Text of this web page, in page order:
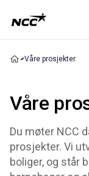
Våre prosjekter
Våre
Du møter NCC
prosjekter. Vi
boliger, og står